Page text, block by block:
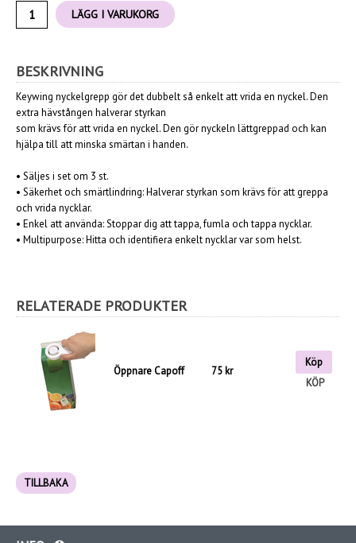
LÄGG I VARUKORG
BESKRIVNING
Keywing nyckelgrepp gör det dubbelt så enkelt att vrida en nyckel. Den
extra hävstången halverar styrkan
som krävs för att vrida en nyckel. Den gör nyckeln lättgreppad och kan
hjälpa till att minska smärtan i handen.
• Säljes i set om 3 st.
• Säkerhet och smärtlindring: Halverar styrkan som krävs för att greppa
och vrida nycklar.
• Enkel att använda: Stoppar dig att tappa, fumla och tappa nycklar.
• Multipurpose: Hitta och identifiera enkelt nycklar var som helst.
RELATERADE PRODUKTER
Öppnare Capoff 75 kr
Köp
KÖP
TILLBAKA